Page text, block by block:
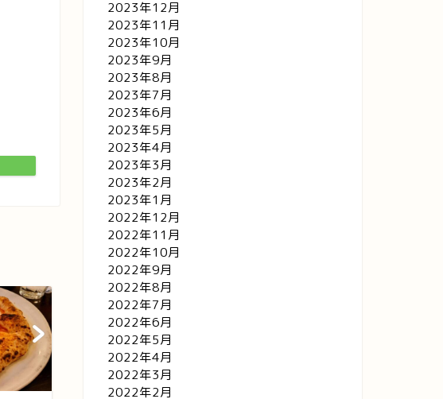
クリッセイ
2023年12月
2023年11月
2023年10月
2023年9月
2023年8月
2023年7月
2023年6月
2023年5月
2023年4月
2023年3月
2023年2月
2023年1月
2022年12月
2022年11月
2022年10月
2022年9月
2022年8月
2022年7月
2022年6月
2022年5月
2022年4月
2022年3月
2022年2月